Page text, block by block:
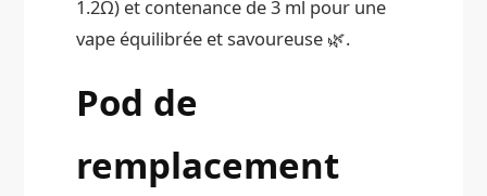
1.2Ω) et contenance de 3 ml pour une
vape équilibrée et savoureuse 🌿.
Pod de
remplacement